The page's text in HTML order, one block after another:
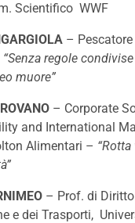
Scientifico WWF
–
“Senza regole
muore”
– Corporate
and International
Alimentari –
– Prof. di
e dei Trasporti,